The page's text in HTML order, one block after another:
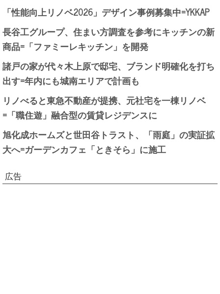
「性能向上リノベ2026」デザイン事例募集中=YKKAP
長谷工グループ、住まい方調査を参考にキッチンの新
商品=「ファミーレキッチン」を開発
諸戸の家が代々木上原で邸宅、ブランド明確化を打ち
出す=年内にも城南エリアで計画も
リノべると東急不動産が提携、元社宅を一棟リノベ
=「職住遊」融合型の賃貸レジデンスに
旭化成ホームズと世田谷トラスト、「雨庭」の実証拡
大へ=ガーデンカフェ「ときそら」に施工
広告